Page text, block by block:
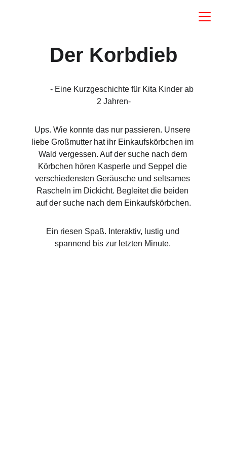
Der Korbdieb
2 Jahren-
Ups. Wie konnte das nur passieren. Unsere
liebe Großmutter hat ihr Einkaufskörbchen im
Wald vergessen. Auf der suche nach dem
Körbchen hören Kasperle und Seppel die
verschiedensten Geräusche und seltsames
Rascheln im Dickicht. Begleitet die beiden
auf der suche nach dem Einkaufskörbchen.
Ein riesen Spaß. Interaktiv, lustig und
spannend bis zur letzten Minute.